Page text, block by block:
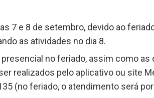
7 e 8 de setembro, devido ao
as atividades no dia 8.
no feriado, assim como as
realizados pelo aplicativo ou site
(no feriado, o atendimento será